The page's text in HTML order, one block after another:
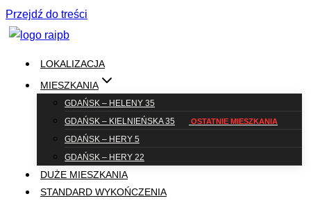
Przejdź do treści
LOKALIZACJA
MIESZKANIA
GDAŃSK – HELENY 35
GDAŃSK – KIELNIEŃSKA 35
GDAŃSK – HERY 5
GDAŃSK – HERY 22
DUŻE MIESZKANIA
STANDARD WYKOŃCZENIA